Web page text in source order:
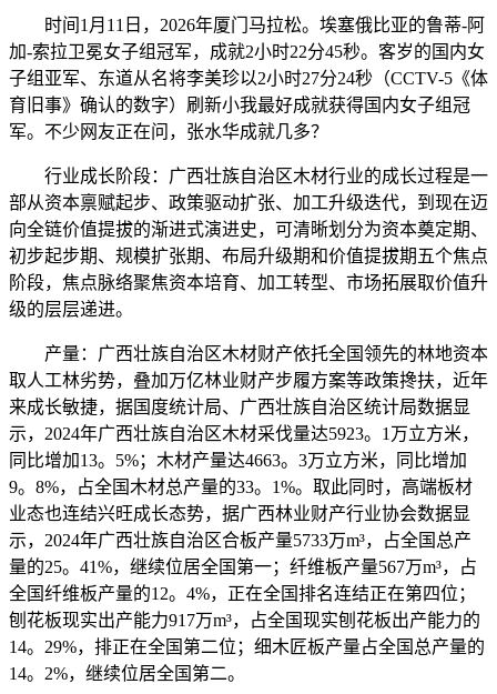
时间1月11日，2026年厦门马拉松。埃塞俄比亚的鲁蒂-阿
加-索拉卫冕女子组冠军，成就2小时22分45秒。客岁的国内女
子组亚军、东道从名将李美珍以2小时27分24秒（CCTV-5《体
育旧事》确认的数字）刷新小我最好成就获得国内女子组冠
军。不少网友正在问，张水华成就几多？
行业成长阶段：广西壮族自治区木材行业的成长过程是一
部从资本禀赋起步、政策驱动扩张、加工升级迭代，到现在迈
向全链价值提拔的渐进式演进史，可清晰划分为资本奠定期、
初步起步期、规模扩张期、布局升级期和价值提拔期五个焦点
阶段，焦点脉络聚焦资本培育、加工转型、市场拓展取价值升
级的层层递进。
产量：广西壮族自治区木材财产依托全国领先的林地资本
取人工林劣势，叠加万亿林业财产步履方案等政策搀扶，近年
来成长敏捷，据国度统计局、广西壮族自治区统计局数据显
示，2024年广西壮族自治区木材采伐量达5923。1万立方米，
同比增加13。5%；木材产量达4663。3万立方米，同比增加
9。8%，占全国木材总产量的33。1%。取此同时，高端板材
业态也连结兴旺成长态势，据广西林业财产行业协会数据显
示，2024年广西壮族自治区合板产量5733万m³，占全国总产
量的25。41%，继续位居全国第一；纤维板产量567万m³，占
全国纤维板产量的12。4%，正在全国排名连结正在第四位；
刨花板现实出产能力917万m³，占全国现实刨花板出产能力的
14。29%，排正在全国第二位；细木匠板产量占全国总产量的
14。2%，继续位居全国第二。